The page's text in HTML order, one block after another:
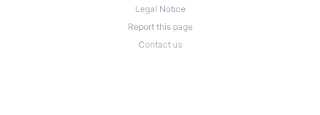
Legal Notice
Report this page
Contact us